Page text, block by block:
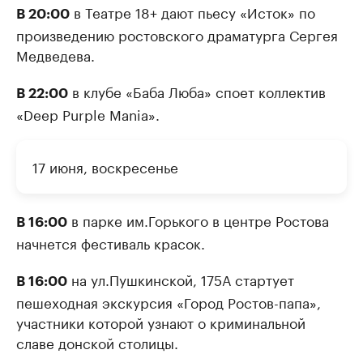
В 20:00 в Театре 18+ дают пьесу «Исток» по
произведению ростовского драматурга Сергея
Медведева.
В 22:00 в клубе «Баба Люба» споет коллектив
«Deep Purple Mania».
17 июня, воскресенье
В 16:00 в парке им.Горького в центре Ростова
начнется фестиваль красок.
В 16:00 на ул.Пушкинской, 175А стартует
пешеходная экскурсия «Город Ростов-папа»,
участники которой узнают о криминальной
славе донской столицы.